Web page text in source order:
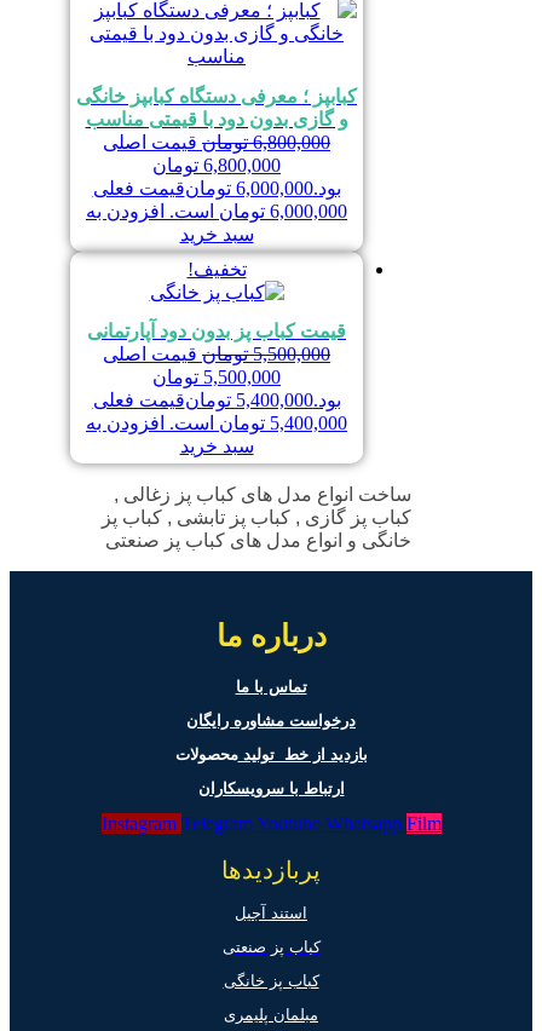
کبابپز ؛ معرفی دستگاه کبابپز خانگی
و گازی بدون دود با قیمتی مناسب
6,800,000 تومان قیمت اصلی
6,800,000 تومان
بود.6,000,000 تومانقیمت فعلی
6,000,000 تومان است.
افزودن به
سبد خرید
تخفیف!
قیمت کباب پز بدون دود آپارتمانی
5,500,000 تومان قیمت اصلی
5,500,000 تومان
بود.5,400,000 تومانقیمت فعلی
5,400,000 تومان است.
افزودن به
سبد خرید
ساخت انواع مدل های کباب پز زغالی ,
کباب پز گازی , کباب پز تابشی , کباب پز
خانگی و انواع مدل های کباب پز صنعتی
درباره ما
تماس با ما
درخواست مشاوره رایگان
بازدید از خط تولیدمحصولات
ارتباط با سرویسکاران
Instagram Telegram Youtube Whatsapp Film
پربازدیدها
استند آجیل
کباب پز صنعتی
کباب پز خانگی
مبلمان پلیمری